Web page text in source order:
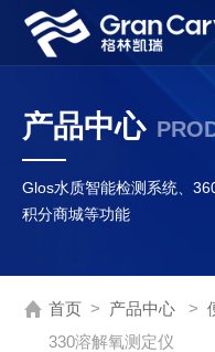
产品中心
Glos水质智能检测系统、
积分商城等功能
首页 > 产品中心 >
330溶解氧测定仪